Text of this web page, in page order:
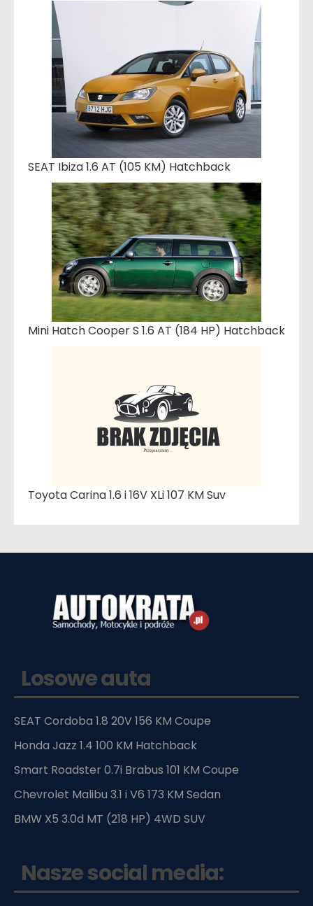
SEAT Ibiza 1.6 AT (105 KM) Hatchback
Mini Hatch Cooper S 1.6 AT (184 HP) Hatchback
Toyota Carina 1.6 i 16V XLi 107 KM Suv
Losowe auta
SEAT Cordoba 1.8 20V 156 KM Coupe
Honda Jazz 1.4 100 KM Hatchback
Smart Roadster 0.7i Brabus 101 KM Coupe
Chevrolet Malibu 3.1 i V6 173 KM Sedan
BMW X5 3.0d MT (218 HP) 4WD SUV
Nasze social media: